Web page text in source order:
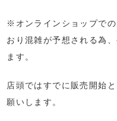
※オンラインショップで
おり混雑が予想される為
ます。
店頭ではすでに販売開始
願いします。